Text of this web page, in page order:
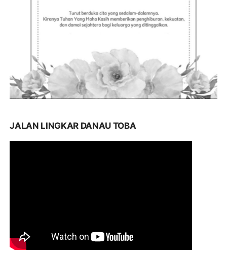
JALAN LINGKAR DANAU TOBA